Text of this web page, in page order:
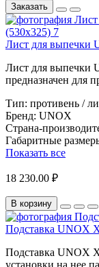
Заказать
Лист для выпечки
Лист для выпечки
предназначен для
Тип: противень /
Бренд: UNOX
Страна-
Габаритные
Показать все
18 230.00 ₽
В корзину
Подставка UNOX
Подставка UNOX
установки на нее